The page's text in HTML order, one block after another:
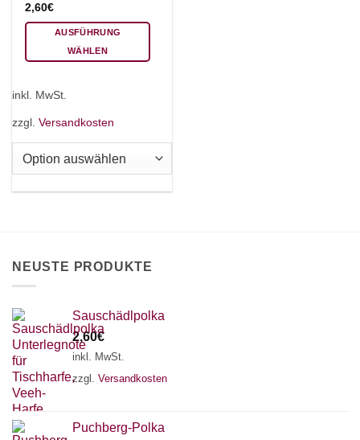
2,60€
AUSFÜHRUNG
WÄHLEN
weist
mehrere
auf.
gewählt
werden
inkl. MwSt.
zzgl. Versandkosten
NEUSTE PRODUKTE
Sauschädlpolka
2,60€
inkl. MwSt.
zzgl. Versandkosten
Puchberg-Polka